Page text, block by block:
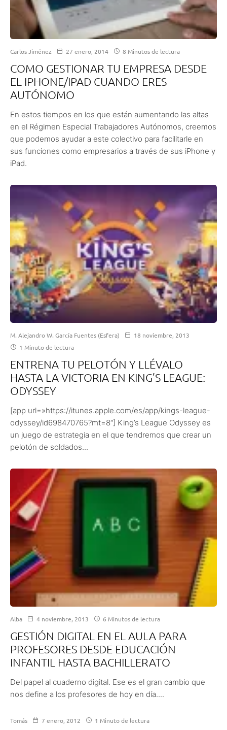
Carlos Jiménez 27 enero, 2014 8 Minutos de lectura
COMO GESTIONAR TU EMPRESA DESDE
EL IPHONE/IPAD CUANDO ERES
AUTÓNOMO
En estos tiempos en los que están aumentando las altas
en el Régimen Especial Trabajadores Autónomos, creemos
que podemos ayudar a este colectivo para facilitarle en
sus funciones como empresarios a través de sus iPhone y
iPad.
M. Alejandro W. García Fuentes (Esfera)
18 noviembre, 2013
1 Minuto de lectura
ENTRENA TU PELOTÓN Y LLÉVALO
HASTA LA VICTORIA EN KING’S LEAGUE:
ODYSSEY
[app url=»https://itunes.apple.com/es/app/kings-league-
odyssey/id698470765?mt=8″] King’s League Odyssey es
un juego de estrategia en el que tendremos que crear un
pelotón de soldados...
Alba 4 noviembre, 2013 6 Minutos de lectura
GESTIÓN DIGITAL EN EL AULA PARA
PROFESORES DESDE EDUCACIÓN
INFANTIL HASTA BACHILLERATO
Del papel al cuaderno digital. Ese es el gran cambio que
nos define a los profesores de hoy en día....
Tomás 7 enero, 2012 1 Minuto de lectura